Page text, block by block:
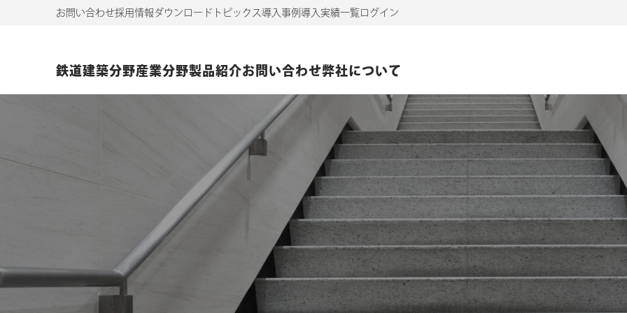
お問い合わせ採用情報 ダウンロード トピックス 導入事例 導入実績一覧 ログイン
鉄道建築分野産業分野製品紹介お問い合わせ弊社について